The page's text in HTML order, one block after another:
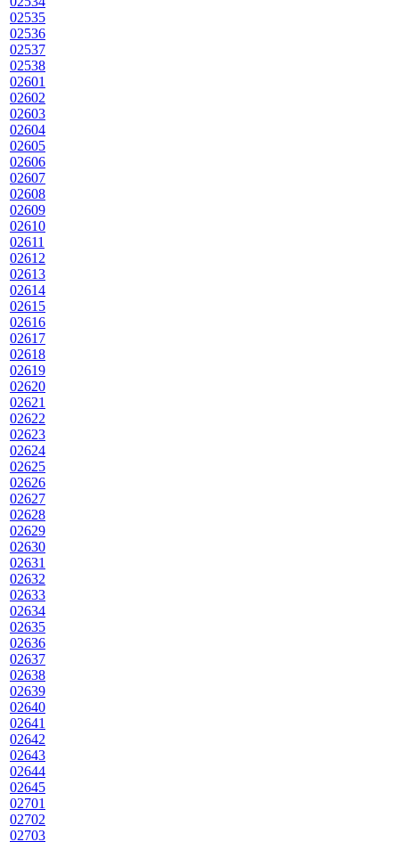
02535
02536
02537
02538
02601
02602
02603
02604
02605
02606
02607
02608
02609
02610
02611
02612
02613
02614
02615
02616
02617
02618
02619
02620
02621
02622
02623
02624
02625
02626
02627
02628
02629
02630
02631
02632
02633
02634
02635
02636
02637
02638
02639
02640
02641
02642
02643
02644
02645
02701
02702
02703